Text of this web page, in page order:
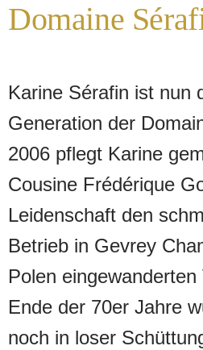
Domaine
Karine Sérafin ist nun
Generation der
2006 pflegt Karine
Cousine Frédérique
Leidenschaft den
Betrieb in Gevrey
Polen
Ende der 70er Jahre
noch in loser